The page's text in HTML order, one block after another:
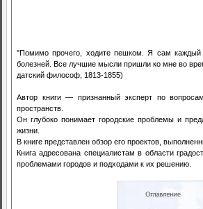
"Помимо прочего, ходите пешком. Я сам каждый
болезней. Все лучшие мысли пришли ко мне во
датский философ, 1813-1855)
Автор книги — признанный эксперт по
пространств.
Он глубоко понимает городские проблемы и
жизни.
В книге представлен обзор его проектов,
Книга адресована специалистам в области
проблемами городов и подходами к их решению.